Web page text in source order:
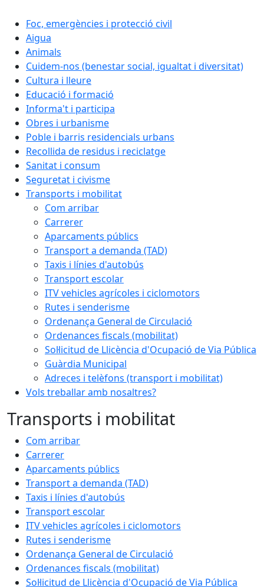
Foc, emergències i protecció civil
Aigua
Animals
Cuidem-nos (benestar social, igualtat i diversitat)
Cultura i lleure
Educació i formació
Informa't i participa
Obres i urbanisme
Poble i barris residencials urbans
Recollida de residus i reciclatge
Sanitat i consum
Seguretat i civisme
Transports i mobilitat
Com arribar
Carrerer
Aparcaments públics
Transport a demanda (TAD)
Taxis i línies d'autobús
Transport escolar
ITV vehicles agrícoles i ciclomotors
Rutes i senderisme
Ordenança General de Circulació
Ordenances fiscals (mobilitat)
Sol·licitud de Llicència d'Ocupació de Via Pública
Guàrdia Municipal
Adreces i telèfons (transport i mobilitat)
Vols treballar amb nosaltres?
Transports i mobilitat
Com arribar
Carrerer
Aparcaments públics
Transport a demanda (TAD)
Taxis i línies d'autobús
Transport escolar
ITV vehicles agrícoles i ciclomotors
Rutes i senderisme
Ordenança General de Circulació
Ordenances fiscals (mobilitat)
Sol·licitud de Llicència d'Ocupació de Via Pública